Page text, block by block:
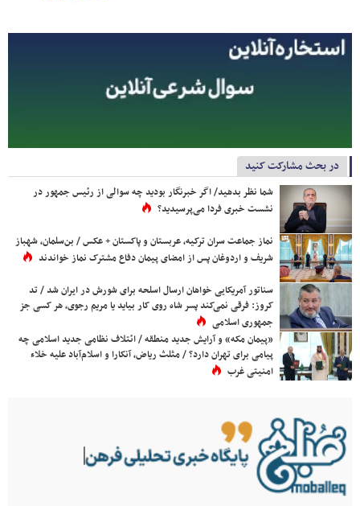
در بحث مشارکت کنید
شما نظر بدهید/ اگر خبرنگار بودید چه سوالی از رئیس جمهور در
نشست خبری فردا می‌پرسیدید؟
نماز جماعت سران ترکیه، عربستان و پاکستان + عکس / بن‌سلمان، شهباز
شریف و اردوغان پس از امضای پیمان دفاع مشترک نماز خواندند
سناتور آمریکایی خواهان ارسال اسلحه برای شورش در ایران شد / تد
کروز: فرقی نمی‌کند پسر شاه روی کار بیاید یا مریم رجوی، هر کسی جز
جمهوری اسلامی
«پیمان مکه» و آرایش جدید منطقه / ائتلاف نظامی جدید اسلامی چه
پیامی برای تهران دارد؟ / مثلث ریاض، آنکارا و اسلام‌آباد علیه خلاء
امنیتی غرب